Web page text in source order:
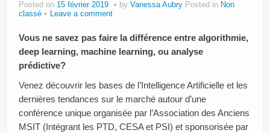
Posted on 15 février 2019 by Vanessa Aubry Posted in Non
classé
Leave a comment
Vous ne savez pas faire la différence entre algorithmie,
deep learning, machine learning, ou analyse
prédictive?
Venez découvrir les bases de l’Intelligence Artificielle et les
dernières tendances sur le marché autour d’une
conférence unique organisée par l’Association des Anciens
MSIT (Intégrant les PTD, CESA et PSI) et sponsorisée par